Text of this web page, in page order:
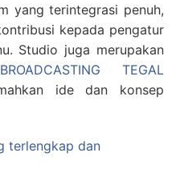
yang terintegrasi penuh,
kepada pengatur
Studio juga merupakan
BROADCASTING TEGAL
ide dan konsep
terlengkap dan